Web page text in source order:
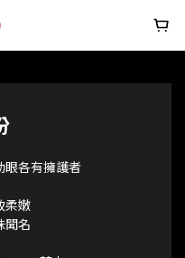
眼各有擁護者
柔嫩
聞名